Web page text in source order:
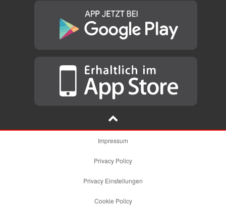
Impressum
Privacy Policy
Privacy Einstellungen
Cookie Policy